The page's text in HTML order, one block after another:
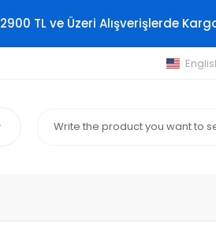
2900 TL ve Üzeri Alışverişlerde